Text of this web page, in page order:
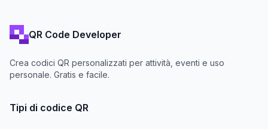
QR Code Developer
Crea codici QR personalizzati per attività, eventi e uso
personale. Gratis e facile.
Tipi di codice QR